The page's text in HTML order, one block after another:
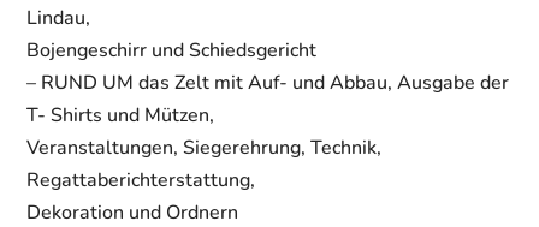
Lindau,
Bojengeschirr und Schiedsgericht
– RUND UM das Zelt mit Auf- und Abbau, Ausgabe der
T- Shirts und Mützen,
Veranstaltungen, Siegerehrung, Technik,
Regattaberichterstattung,
Dekoration und Ordnern